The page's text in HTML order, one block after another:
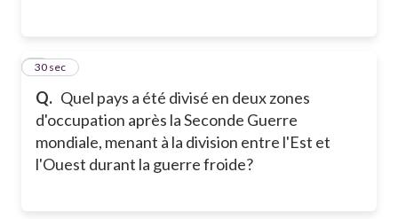
Q. Quel pays a été divisé en deux zones
d'occupation après la Seconde Guerre
mondiale, menant à la division entre l'Est et
l'Ouest durant la guerre froide?
7
30 sec